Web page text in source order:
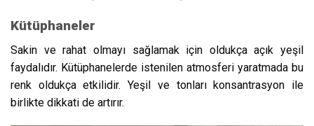
Kütüphaneler
Sakin ve rahat olmayı sağlamak için oldukça açık yeşil
faydalıdır. Kütüphanelerde istenilen atmosferi yaratmada bu
renk oldukça etkilidir. Yeşil ve tonları konsantrasyon ile
birlikte dikkati de artırır.